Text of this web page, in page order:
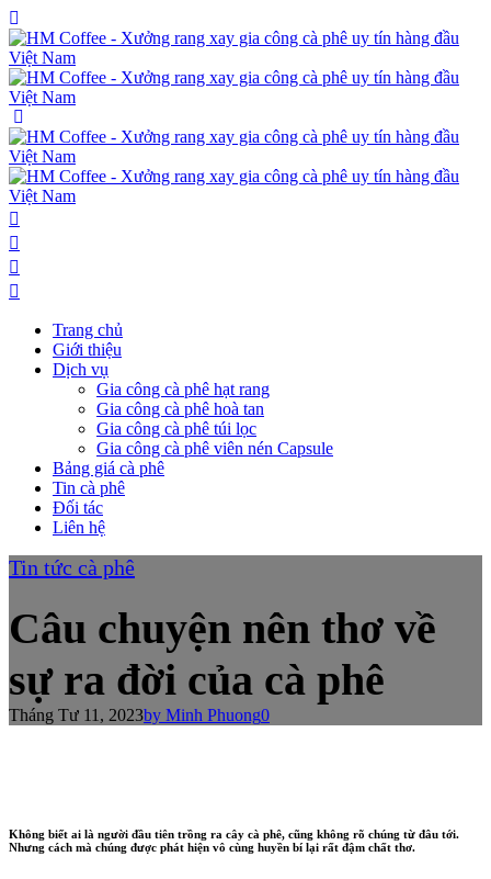
Trang chủ
Giới thiệu
Dịch vụ
Gia công cà phê hạt rang
Gia công cà phê hoà tan
Gia công cà phê túi lọc
Gia công cà phê viên nén Capsule
Bảng giá cà phê
Tin cà phê
Đối tác
Liên hệ
Tin tức cà phê
Câu chuyện nên thơ về
sự ra đời của cà phê
Tháng Tư 11, 2023by Minh Phuong0
Không biết ai là người đầu tiên trồng ra cây cà phê, cũng không rõ chúng từ đâu tới.
Nhưng cách mà chúng được phát hiện vô cùng huyền bí lại rất đậm chất thơ.